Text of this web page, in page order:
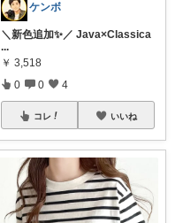
ケンボ
＼新色追加✨／ Java×Classica
...
￥ 3,518
0 0 4
コレ いいね